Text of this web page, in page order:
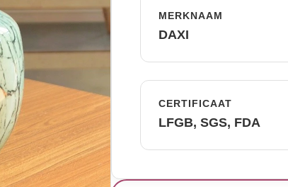
MERKNAAM
DAXI
CERTIFICAAT
LFGB, SGS, FDA